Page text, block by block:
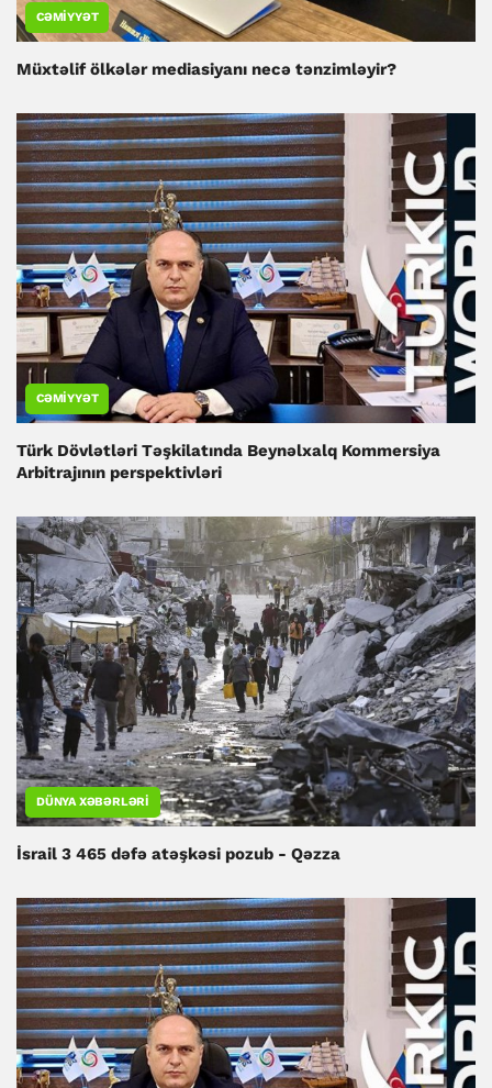
CƏMIYYƏT
Müxtəlif ölkələr mediasiyanı necə tənzimləyir?
CƏMIYYƏT
Türk Dövlətləri Təşkilatında Beynəlxalq Kommersiya
Arbitrajının perspektivləri
DÜNYA XƏBƏRLƏRI
İsrail 3 465 dəfə atəşkəsi pozub - Qəzza